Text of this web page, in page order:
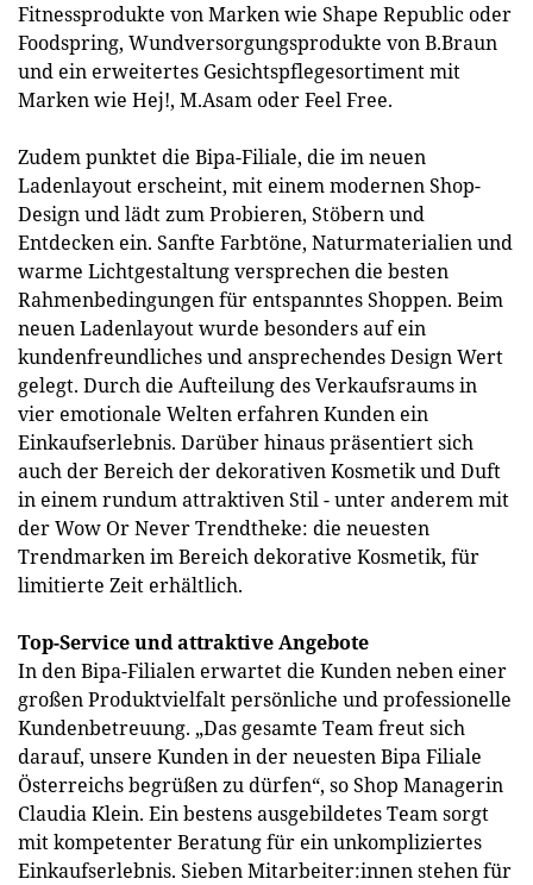
Fitnessprodukte von Marken wie Shape Republic oder
Foodspring, Wundversorgungsprodukte von B.Braun
und ein erweitertes Gesichtspflegesortiment mit
Marken wie Hej!, M.Asam oder Feel Free.
Zudem punktet die Bipa-Filiale, die im neuen
Ladenlayout erscheint, mit einem modernen Shop-
Design und lädt zum Probieren, Stöbern und
Entdecken ein. Sanfte Farbtöne, Naturmaterialien und
warme Lichtgestaltung versprechen die besten
Rahmenbedingungen für entspanntes Shoppen. Beim
neuen Ladenlayout wurde besonders auf ein
kundenfreundliches und ansprechendes Design Wert
gelegt. Durch die Aufteilung des Verkaufsraums in
vier emotionale Welten erfahren Kunden ein
Einkaufserlebnis. Darüber hinaus präsentiert sich
auch der Bereich der dekorativen Kosmetik und Duft
in einem rundum attraktiven Stil - unter anderem mit
der Wow Or Never Trendtheke: die neuesten
Trendmarken im Bereich dekorative Kosmetik, für
limitierte Zeit erhältlich.
Top-Service und attraktive Angebote
In den Bipa-Filialen erwartet die Kunden neben einer
großen Produktvielfalt persönliche und professionelle
Kundenbetreuung. „Das gesamte Team freut sich
darauf, unsere Kunden in der neuesten Bipa Filiale
Österreichs begrüßen zu dürfen“, so Shop Managerin
Claudia Klein. Ein bestens ausgebildetes Team sorgt
mit kompetenter Beratung für ein unkompliziertes
Einkaufserlebnis. Sieben Mitarbeiter:innen stehen für